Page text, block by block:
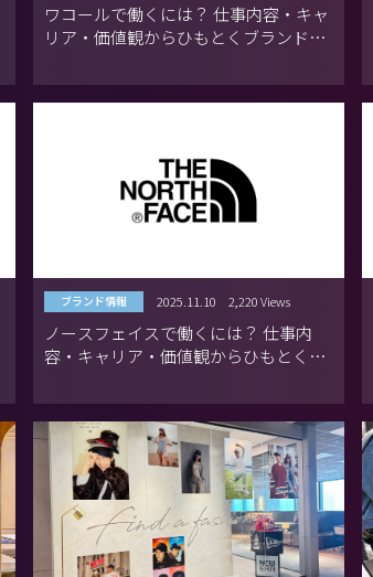
ワコールで働くには？ 仕事内容・キャ
リア・価値観からひもとくブランドの
ブランド情報 2025.11.10 2,220 Views
ノースフェイスで働くには？ 仕事内
容・キャリア・価値観からひもとくブ